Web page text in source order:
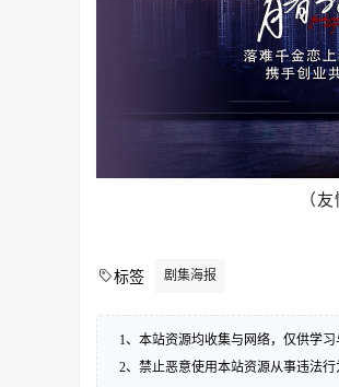
（
标签 剧集海报
1、本站资源均收集与网络，仅供学习
2、禁止恶意使用本站资源从事违法行